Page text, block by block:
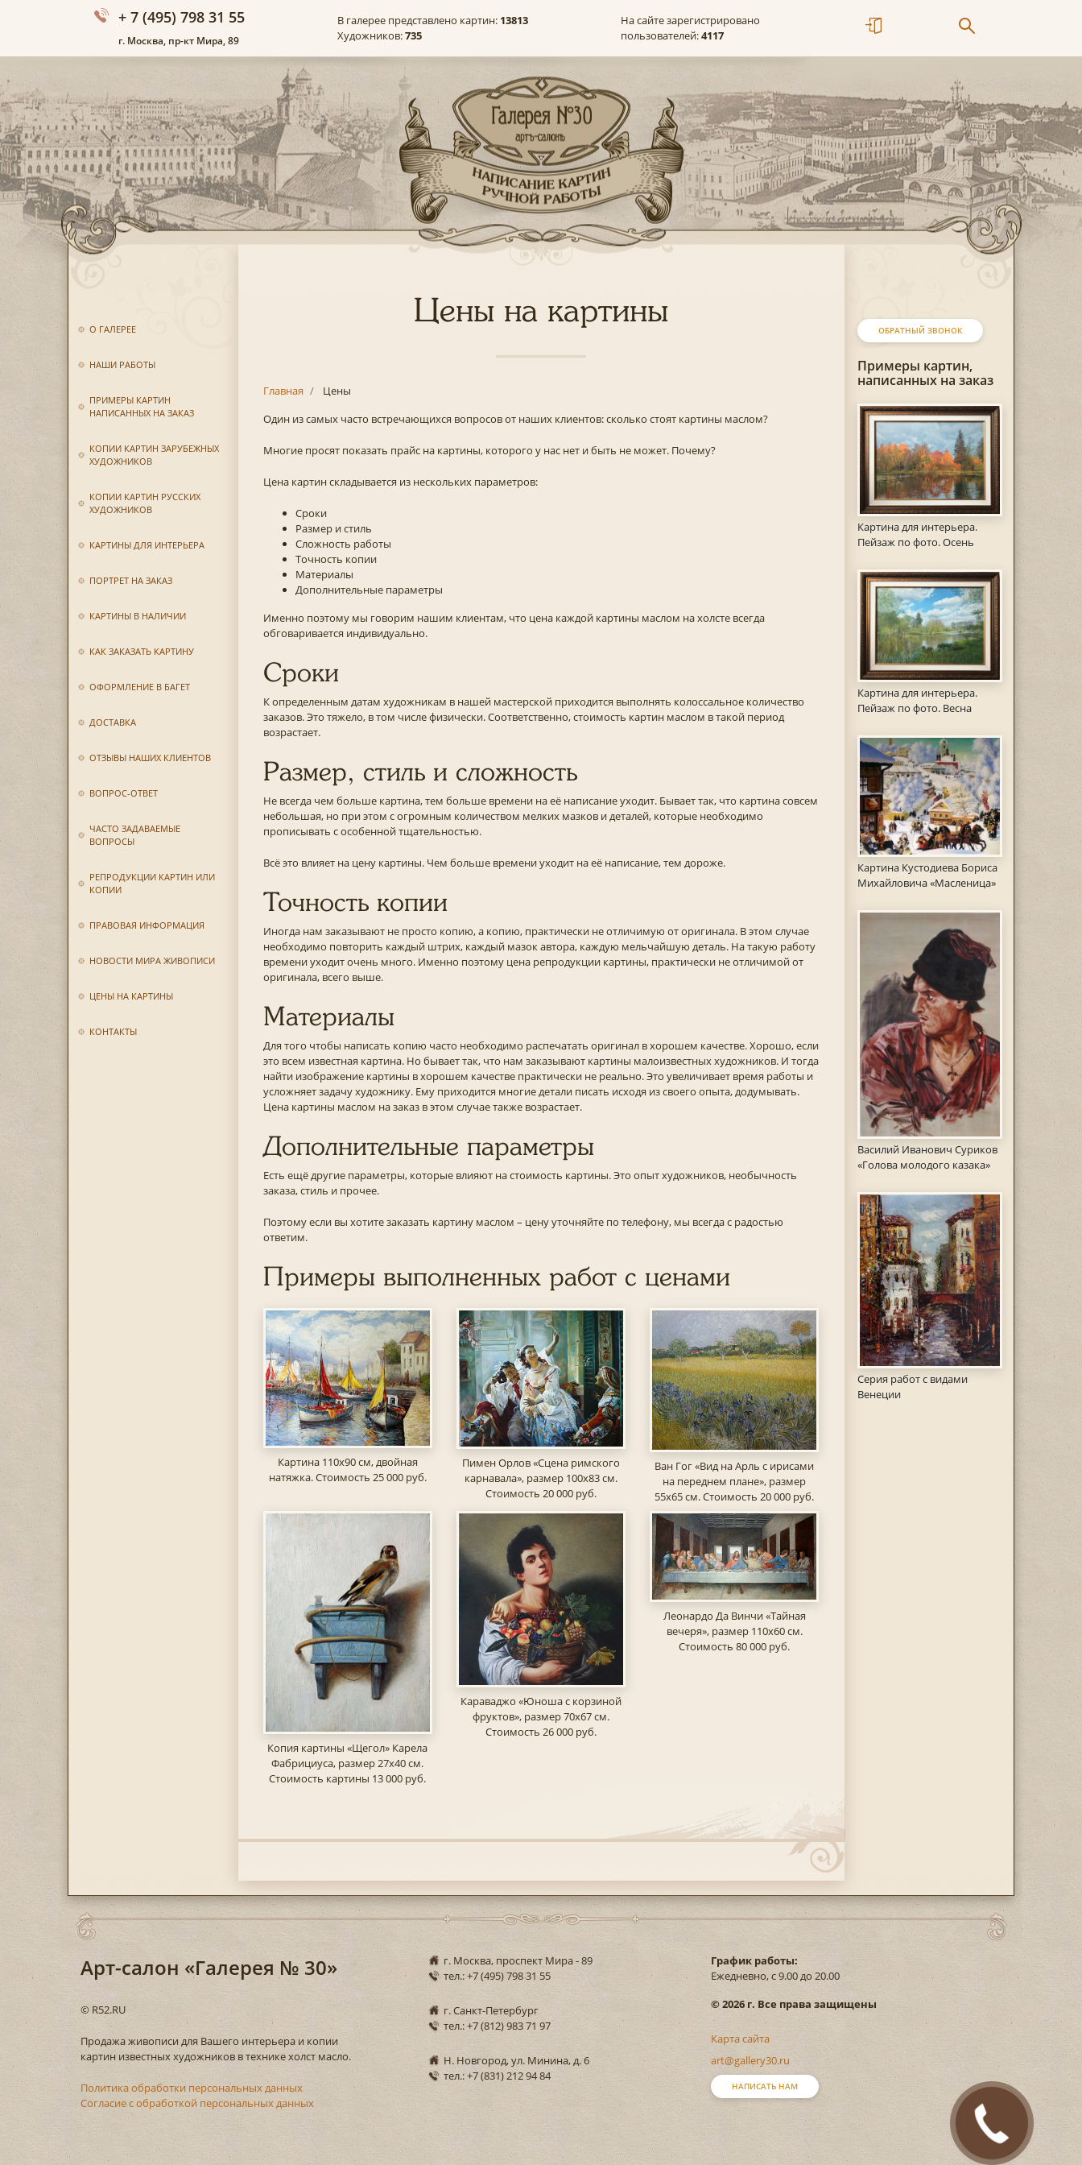
+ 7 (495) 798 31 55
г. Москва, пр-кт Мира, 89
В галерее представлено картин: 13813
Художников:735
На сайте зарегистрировано
пользователей:4117
О ГАЛЕРЕЕ
НАШИ РАБОТЫ
ПРИМЕРЫ КАРТИН
НАПИСАННЫХ НА ЗАКАЗ
КОПИИ КАРТИН ЗАРУБЕЖНЫХ
ХУДОЖНИКОВ
КОПИИ КАРТИН РУССКИХ
ХУДОЖНИКОВ
КАРТИНЫ ДЛЯ ИНТЕРЬЕРА
ПОРТРЕТ НА ЗАКАЗ
КАРТИНЫ В НАЛИЧИИ
КАК ЗАКАЗАТЬ КАРТИНУ
ОФОРМЛЕНИЕ В БАГЕТ
ДОСТАВКА
ОТЗЫВЫ НАШИХ КЛИЕНТОВ
ВОПРОС-ОТВЕТ
ЧАСТО ЗАДАВАЕМЫЕ
ВОПРОСЫ
РЕПРОДУКЦИИ КАРТИН ИЛИ
КОПИИ
ПРАВОВАЯ ИНФОРМАЦИЯ
НОВОСТИ МИРА ЖИВОПИСИ
ЦЕНЫ НА КАРТИНЫ
КОНТАКТЫ
ОБРАТНЫЙ ЗВОНОК
Примеры картин,
написанных на заказ
Картина для интерьера.
Пейзаж по фото. Осень
Картина для интерьера.
Пейзаж по фото. Весна
Картина Кустодиева Бориса
Михайловича «Масленица»
Василий Иванович Суриков
«Голова молодого казака»
Серия работ с видами
Венеции
Цены на картины
Главная
Цены
Один из самых часто встречающихся вопросов от наших клиентов: сколько стоят картины маслом?
Многие просят показать прайс на картины, которого у нас нет и быть не может. Почему?
Цена картин складывается из нескольких параметров:
Сроки
Размер и стиль
Сложность работы
Точность копии
Материалы
Дополнительные параметры
Именно поэтому мы говорим нашим клиентам, что цена каждой картины маслом на холсте всегда
обговаривается индивидуально.
Сроки
К определенным датам художникам в нашей мастерской приходится выполнять колоссальное количество
заказов. Это тяжело, в том числе физически. Соответственно, стоимость картин маслом в такой период
возрастает.
Размер, стиль и сложность
Не всегда чем больше картина, тем больше времени на её написание уходит. Бывает так, что картина совсем
небольшая, но при этом с огромным количеством мелких мазков и деталей, которые необходимо
прописывать с особенной тщательностью.
Всё это влияет на цену картины. Чем больше времени уходит на её написание, тем дороже.
Точность копии
Иногда нам заказывают не просто копию, а копию, практически не отличимую от оригинала. В этом случае
необходимо повторить каждый штрих, каждый мазок автора, каждую мельчайшую деталь. На такую работу
времени уходит очень много. Именно поэтому цена репродукции картины, практически не отличимой от
оригинала, всего выше.
Материалы
Для того чтобы написать копию часто необходимо распечатать оригинал в хорошем качестве. Хорошо, если
это всем известная картина. Но бывает так, что нам заказывают картины малоизвестных художников. И тогда
найти изображение картины в хорошем качестве практически не реально. Это увеличивает время работы и
усложняет задачу художнику. Ему приходится многие детали писать исходя из своего опыта, додумывать.
Цена картины маслом на заказ в этом случае также возрастает.
Дополнительные параметры
Есть ещё другие параметры, которые влияют на стоимость картины. Это опыт художников, необычность
заказа, стиль и прочее.
Поэтому если вы хотите заказать картину маслом – цену уточняйте по телефону, мы всегда с радостью
ответим.
Примеры выполненных работ с ценами
Картина 110х90 см, двойная
натяжка. Стоимость 25 000 руб.
Пимен Орлов «Сцена римского
карнавала», размер 100х83 см.
Стоимость 20 000 руб.
Ван Гог «Вид на Арль с ирисами
на переднем плане», размер
55х65 см. Стоимость 20 000 руб.
Копия картины «Щегол» Карела
Фабрициуса, размер 27х40 см.
Стоимость картины 13 000 руб.
Караваджо «Юноша с корзиной
фруктов», размер 70х67 см.
Стоимость 26 000 руб.
Леонардо Да Винчи «Тайная
вечеря», размер 110х60 см.
Стоимость 80 000 руб.
Арт-салон «Галерея № 30»
© R52.RU
Продажа живописи для Вашего интерьера и копии
картин известных художников в технике холст масло.
Политика обработки персональных данных
Согласие с обработкой персональных данных
г. Москва, проспект Мира - 89
тел.: +7 (495) 798 31 55
г. Санкт-Петербург
тел.: +7 (812) 983 71 97
Н. Новгород, ул. Минина, д. 6
тел.: +7 (831) 212 94 84
График работы:
Ежедневно, с 9.00 до 20.00
© 2026 г. Все права защищены
Карта сайта
art@gallery30.ru
НАПИСАТЬ НАМ
Закажите
звонок